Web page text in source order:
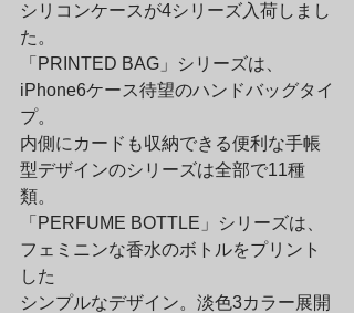
シリコンケースが4シリーズ入荷しまし
た。
「PRINTED BAG」シリーズは、
iPhone6ケース待望のハンドバッグタイ
プ。
内側にカードも収納できる便利な手帳
型デザインのシリーズは全部で11種
類。
「PERFUME BOTTLE」シリーズは、
フェミニンな香水のボトルをプリント
した
シンプルなデザイン。淡色3カラー展開